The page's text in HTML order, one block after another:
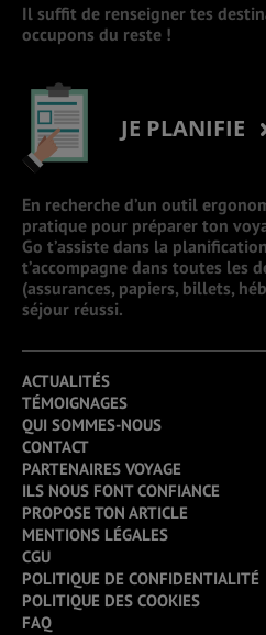
Il suffit de renseigner tes
occupons du reste !
JE PLANIFIE
En recherche d’un outil
pratique pour préparer ton
Go t’assiste dans la
t’accompagne dans toutes les
(assurances, papiers, billets,
séjour réussi.
ACTUALITÉS
TÉMOIGNAGES
QUI SOMMES-NOUS
CONTACT
PARTENAIRES VOYAGE
ILS NOUS FONT CONFIANCE
PROPOSE TON ARTICLE
MENTIONS LÉGALES
CGU
POLITIQUE DE CONFIDENTIALITÉ
POLITIQUE DES COOKIES
FAQ